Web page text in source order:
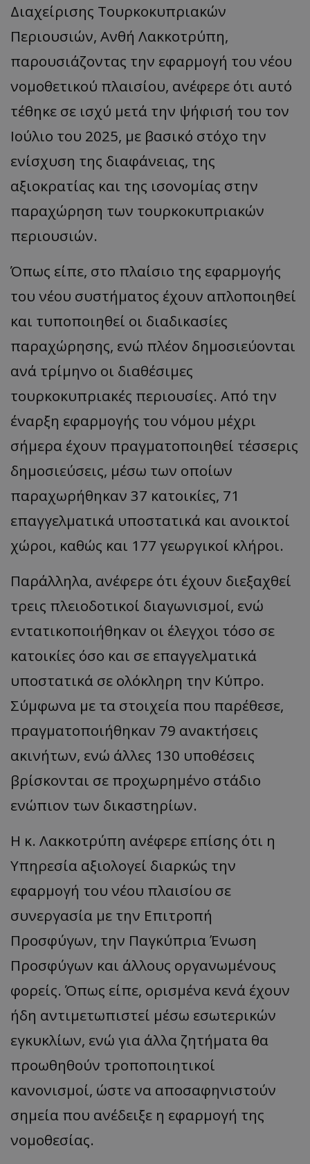
Διαχείρισης Τουρκοκυπριακών
Περιουσιών, Ανθή Λακκοτρύπη,
παρουσιάζοντας την εφαρμογή του νέου
νομοθετικού πλαισίου, ανέφερε ότι αυτό
τέθηκε σε ισχύ μετά την ψήφισή του τον
Ιούλιο του 2025, με βασικό στόχο την
ενίσχυση της διαφάνειας, της
αξιοκρατίας και της ισονομίας στην
παραχώρηση των τουρκοκυπριακών
περιουσιών.
Όπως είπε, στο πλαίσιο της εφαρμογής
του νέου συστήματος έχουν απλοποιηθεί
και τυποποιηθεί οι διαδικασίες
παραχώρησης, ενώ πλέον δημοσιεύονται
ανά τρίμηνο οι διαθέσιμες
τουρκοκυπριακές περιουσίες. Από την
έναρξη εφαρμογής του νόμου μέχρι
σήμερα έχουν πραγματοποιηθεί τέσσερις
δημοσιεύσεις, μέσω των οποίων
παραχωρήθηκαν 37 κατοικίες, 71
επαγγελματικά υποστατικά και ανοικτοί
χώροι, καθώς και 177 γεωργικοί κλήροι.
Παράλληλα, ανέφερε ότι έχουν διεξαχθεί
τρεις πλειοδοτικοί διαγωνισμοί, ενώ
εντατικοποιήθηκαν οι έλεγχοι τόσο σε
κατοικίες όσο και σε επαγγελματικά
υποστατικά σε ολόκληρη την Κύπρο.
Σύμφωνα με τα στοιχεία που παρέθεσε,
πραγματοποιήθηκαν 79 ανακτήσεις
ακινήτων, ενώ άλλες 130 υποθέσεις
βρίσκονται σε προχωρημένο στάδιο
ενώπιον των δικαστηρίων.
Η κ. Λακκοτρύπη ανέφερε επίσης ότι η
Υπηρεσία αξιολογεί διαρκώς την
εφαρμογή του νέου πλαισίου σε
συνεργασία με την Επιτροπή
Προσφύγων, την Παγκύπρια Ένωση
Προσφύγων και άλλους οργανωμένους
φορείς. Όπως είπε, ορισμένα κενά έχουν
ήδη αντιμετωπιστεί μέσω εσωτερικών
εγκυκλίων, ενώ για άλλα ζητήματα θα
προωθηθούν τροποποιητικοί
κανονισμοί, ώστε να αποσαφηνιστούν
σημεία που ανέδειξε η εφαρμογή της
νομοθεσίας.